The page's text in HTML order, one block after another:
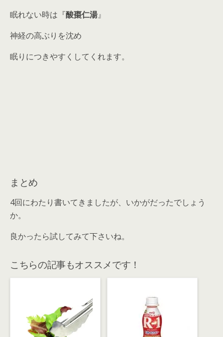
眠れない時は『酸棗仁湯』
神経の高ぶりを沈め
眠りにつきやすくしてくれます。
まとめ
4回にわたり書いてきましたが、いかがだったでしょう
か。
良かったら試してみて下さいね。
こちらの記事もオススメです！